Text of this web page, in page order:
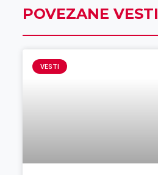
POVEZANE VESTI
VESTI